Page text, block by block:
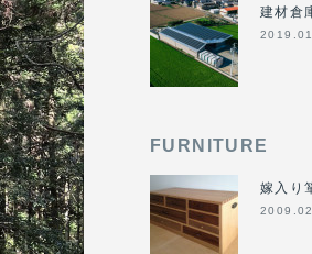
建材倉
FURNITURE
嫁入り